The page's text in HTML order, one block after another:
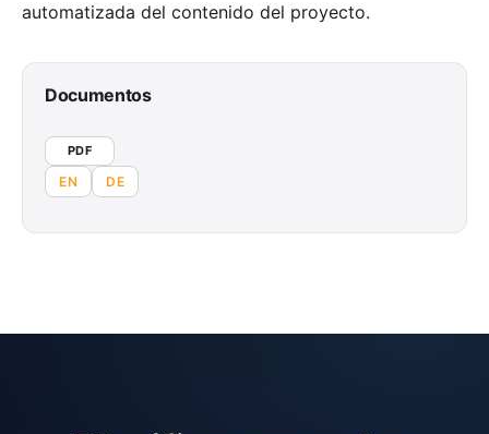
automatizada del contenido del proyecto.
Documentos
PDF
EN DE